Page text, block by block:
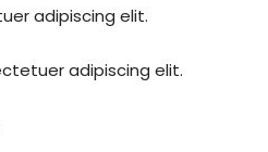
adipiscing elit.
adipiscing elit.